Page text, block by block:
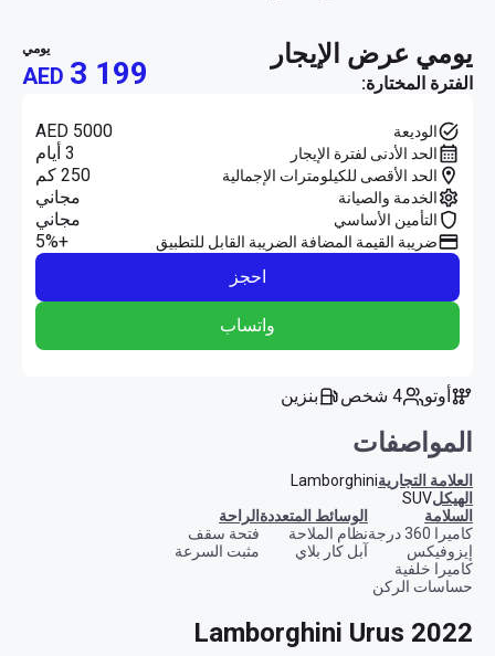
يومي عرض الإيجار
الفترة المختارة:
يومي
AED 3 199
الوديعة AED 5000
الحد الأدنى لفترة الإيجار 3 أيام
الحد الأقصى للكيلومترات الإجمالية 250 كم
الخدمة والصيانة مجاني
التأمين الأساسي مجاني
ضريبة القيمة المضافة الضريبة القابل للتطبيق
+5%
احجز
واتساب
أوتو 4 شخص بنزين
المواصفات
العلامة التجاريةLamborghini
الهيكلSUV
السلامة
كاميرا 360 درجة
إيزوفيكس
كاميرا خلفية
حساسات الركن
الوسائط المتعددة
نظام الملاحة
آبل كار بلاي
الراحة
فتحة سقف
مثبت السرعة
Lamborghini Urus 2022